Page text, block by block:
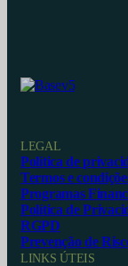
LEGAL
Política de
Termos e
Programas
Política de
RGPD
Prevenção de
LINKS ÚTEIS